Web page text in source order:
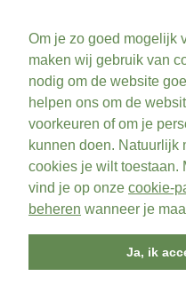
Om je zo goed mogelijk
maken wij gebruik van
nodig om de website
helpen ons om de
voorkeuren of om je
kunnen doen. Natuurlijk
cookies je wilt toestaan.
vind je op onze cookie-
beheren wanneer je
Ja, ik